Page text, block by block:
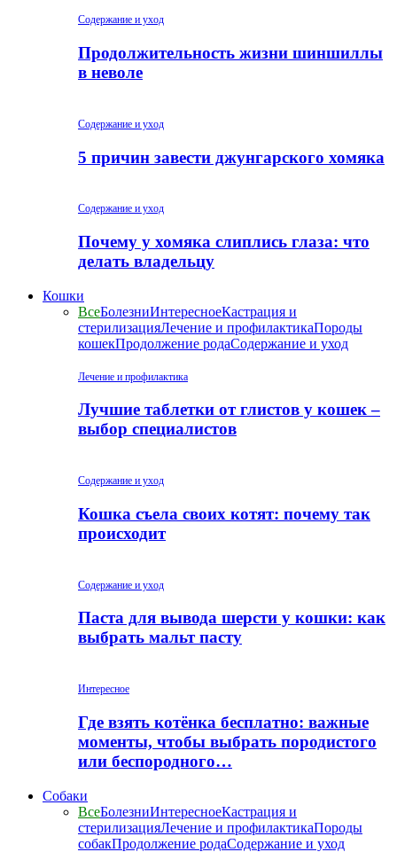
Содержание и уход
Продолжительность жизни шиншиллы
в неволе
Содержание и уход
5 причин завести джунгарского хомяка
Содержание и уход
Почему у хомяка слиплись глаза: что
делать владельцу
Кошки
ВсеБолезниИнтересноеКастрация и
стерилизацияЛечение и профилактикаПороды
кошекПродолжение родаСодержание и уход
Лечение и профилактика
Лучшие таблетки от глистов у кошек –
выбор специалистов
Содержание и уход
Кошка съела своих котят: почему так
происходит
Содержание и уход
Паста для вывода шерсти у кошки: как
выбрать мальт пасту
Интересное
Где взять котёнка бесплатно: важные
моменты, чтобы выбрать породистого
или беспородного…
Собаки
ВсеБолезниИнтересноеКастрация и
стерилизацияЛечение и профилактикаПороды
собакПродолжение родаСодержание и уход